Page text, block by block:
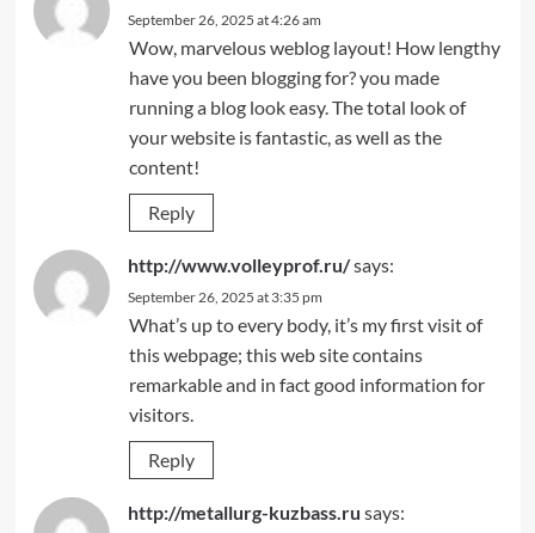
September 26, 2025 at 4:26 am
Wow, marvelous weblog layout! How lengthy
have you been blogging for? you made
running a blog look easy. The total look of
your website is fantastic, as well as the
content!
Reply
http://www.volleyprof.ru/says:
September 26, 2025 at 3:35 pm
What’s up to every body, it’s my first visit of
this webpage; this web site contains
remarkable and in fact good information for
visitors.
Reply
http://metallurg-kuzbass.ru says: